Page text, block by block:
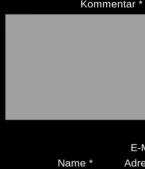
Kommentar *
Name *
E-